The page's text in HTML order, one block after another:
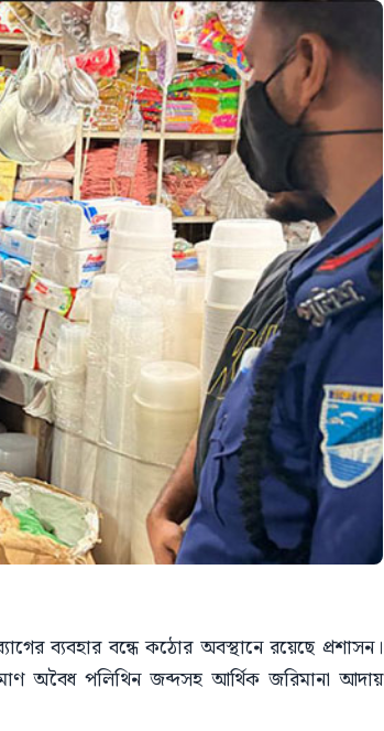
ব্যবহার বন্ধে কঠোর অবস্থানে রয়েছে প্রশাসন।
অবৈধ পলিথিন জব্দসহ আর্থিক জরিমানা আদায়